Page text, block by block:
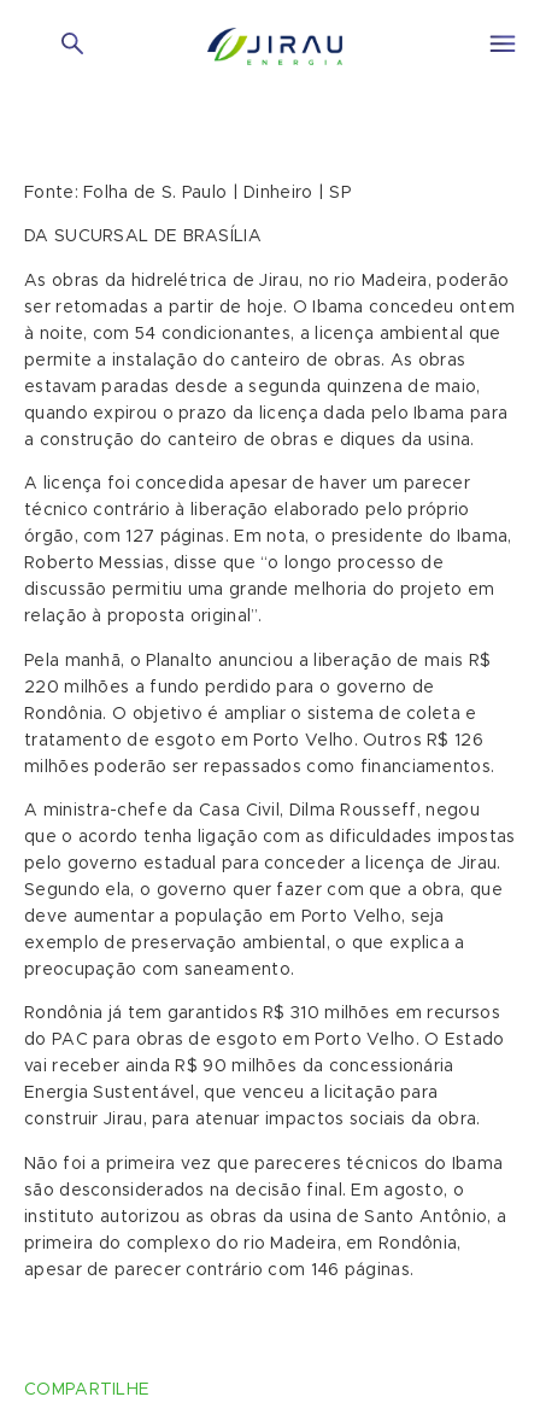
Fonte: Folha de S. Paulo | Dinheiro | SP
DA SUCURSAL DE BRASÍLIA
As obras da hidrelétrica de Jirau, no rio Madeira, poderão
ser retomadas a partir de hoje. O Ibama concedeu ontem
à noite, com 54 condicionantes, a licença ambiental que
permite a instalação do canteiro de obras. As obras
estavam paradas desde a segunda quinzena de maio,
quando expirou o prazo da licença dada pelo Ibama para
a construção do canteiro de obras e diques da usina.
A licença foi concedida apesar de haver um parecer
técnico contrário à liberação elaborado pelo próprio
órgão, com 127 páginas. Em nota, o presidente do Ibama,
Roberto Messias, disse que “o longo processo de
discussão permitiu uma grande melhoria do projeto em
relação à proposta original”.
Pela manhã, o Planalto anunciou a liberação de mais R$
220 milhões a fundo perdido para o governo de
Rondônia. O objetivo é ampliar o sistema de coleta e
tratamento de esgoto em Porto Velho. Outros R$ 126
milhões poderão ser repassados como financiamentos.
A ministra-chefe da Casa Civil, Dilma Rousseff, negou
que o acordo tenha ligação com as dificuldades impostas
pelo governo estadual para conceder a licença de Jirau.
Segundo ela, o governo quer fazer com que a obra, que
deve aumentar a população em Porto Velho, seja
exemplo de preservação ambiental, o que explica a
preocupação com saneamento.
Rondônia já tem garantidos R$ 310 milhões em recursos
do PAC para obras de esgoto em Porto Velho. O Estado
vai receber ainda R$ 90 milhões da concessionária
Energia Sustentável, que venceu a licitação para
construir Jirau, para atenuar impactos sociais da obra.
Não foi a primeira vez que pareceres técnicos do Ibama
são desconsiderados na decisão final. Em agosto, o
instituto autorizou as obras da usina de Santo Antônio, a
primeira do complexo do rio Madeira, em Rondônia,
apesar de parecer contrário com 146 páginas.
COMPARTILHE